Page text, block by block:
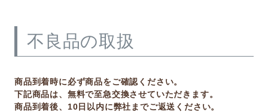
不良品の取扱
商品到着時に必ず商品をご確認ください。
下記商品は、無料で至急交換させていただきます。
商品到着後、10日以内に弊社までご返送ください。